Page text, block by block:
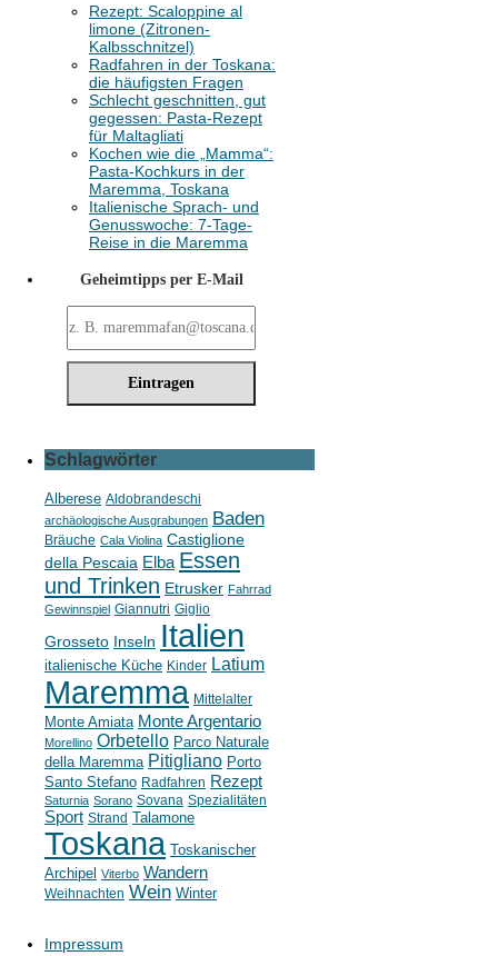
Rezept: Scaloppine al
limone (Zitronen-
Kalbsschnitzel)
Radfahren in der Toskana:
die häufigsten Fragen
Schlecht geschnitten, gut
gegessen: Pasta-Rezept
für Maltagliati
Kochen wie die „Mamma“:
Pasta-Kochkurs in der
Maremma, Toskana
Italienische Sprach- und
Genusswoche: 7-Tage-
Reise in die Maremma
Geheimtipps per E-Mail
Schlagwörter
Alberese Aldobrandeschi
archäologische Ausgrabungen Baden
Bräuche Cala Violina Castiglione
della Pescaia Elba Essen
und Trinken Etrusker Fahrrad
Gewinnspiel Giannutri Giglio
Grosseto Inseln Italien
italienische Küche Kinder Latium
Maremma Mittelalter
Monte Amiata Monte Argentario
Morellino Orbetello Parco Naturale
della Maremma Pitigliano Porto
Santo Stefano Radfahren Rezept
Saturnia Sorano Sovana Spezialitäten
Sport Strand Talamone
Toskana Toskanischer
Archipel Viterbo Wandern
Weihnachten Wein Winter
Impressum